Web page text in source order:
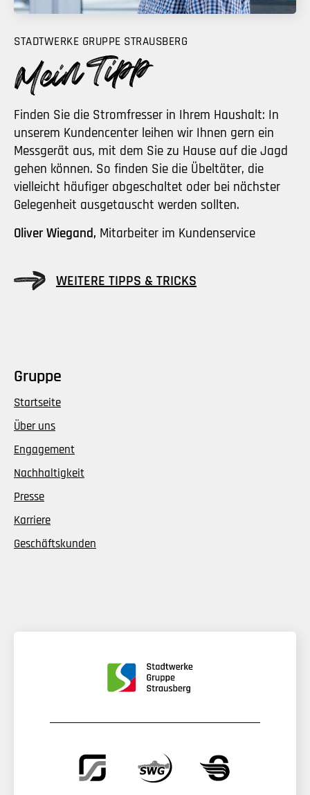
STADTWERKE GRUPPE STRAUSBERG
Finden Sie die Stromfresser in Ihrem Haushalt: In
unserem Kundencenter leihen wir Ihnen gern ein
Messgerät aus, mit dem Sie zu Hause auf die Jagd
gehen können. So finden Sie die Übeltäter, die
vielleicht häufiger abgeschaltet oder bei nächster
Gelegenheit ausgetauscht werden sollten.
Oliver Wiegand, Mitarbeiter im Kundenservice
WEITERE TIPPS & TRICKS
Gruppe
Startseite
Über uns
Engagement
Nachhaltigkeit
Presse
Karriere
Geschäftskunden